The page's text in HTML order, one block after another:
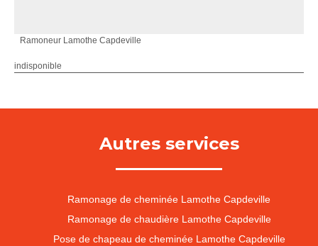
Ramoneur Lamothe Capdeville
indisponible
Autres services
Ramonage de cheminée Lamothe Capdeville
Ramonage de chaudière Lamothe Capdeville
Pose de chapeau de cheminée Lamothe Capdeville